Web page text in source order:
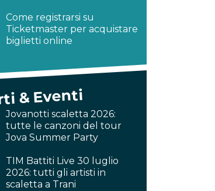
Come registrarsi su
Ticketmaster per acquistare
biglietti online
& Eventi
Jovanotti scaletta 2026:
tutte le canzoni del tour
Jova Summer Party
TIM Battiti Live 30 luglio
2026: tutti gli artisti in
scaletta a Trani